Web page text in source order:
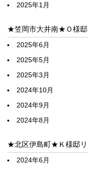
2025年1月
★笠岡市大井南★Ｏ様邸
2025年6月
2025年5月
2025年3月
2024年10月
2024年9月
2024年8月
★北区伊島町★Ｋ様邸リ
2024年6月